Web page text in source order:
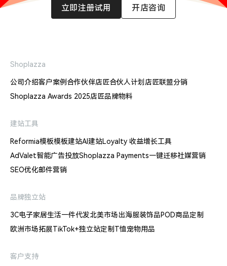
立即注册试用 开店咨询
Shoplazza
公司介绍客户案例 合作伙伴店匠合伙人计划 店匠联盟分销
Shoplazza Awards 2025店匠品牌物料
建站工具
Reformia模板模板建站AI建站Loyalty 收益增长工具
AdValet智能广告投放Shoplazza Payments一键迁移社媒营销
SEO优化邮件营销
品牌独立站
3C电子家居生活一件代发北美市场出海服装饰品POD商品定制
欧洲市场拓展TikTok+独立站定制T恤宠物用品
客户支持